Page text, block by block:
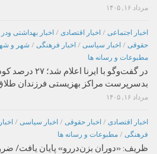
مرداد ۱۶, ۱۴۰۵
اخبار اجتماعی / اخبار اقتصادی / اخبار بهداشتی
حقوقی / اخبار سیاسی / اخبار فرهنگی / شهر و
مطبوعات و رسانه ها
در گفت‌وگو با ایرنا اعلام
بدسرپرست مراکز بهزیستی فرزندان
مرداد ۱۶, ۱۴۰۵
اخبار اقتصادی / اخبار حقوقی / اخبار سیاسی /
فرهنگی / مطبوعات و رسانه ها
ظریف: «دوران بزن‌دررو» پایان یافت/